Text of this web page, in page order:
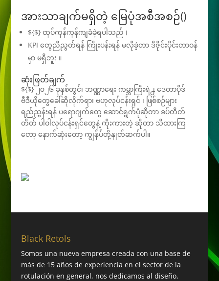
အားသာချက်မရှိတဲ့ မြေပုံအစီအစဉ်()
${$} ထုပ်ကုန်ကုန်ကျခံခဲ့ရပါသည်।
KPI တွေညီညွတ်ရန် ကြိုးပန်းရန် မလိုခဲ့တာ ဒီဇိုင်းပိုင်းတာဝန်
မှာ မရှိဘူး ။
ဆုံးဖြတ်ချက်
${$} ၂၀၂၆ ခုနှစ်တွင်၊ ဘဏ္ဏာရေး ကမ္ဘာကြီးရဲ႕ ဒေတာပိုဒ်
ဗီဒီယိုတွေခေါ်ဆိုလိုက်ရာ၊ ဗဟုလုပ်ငန်းရှင် ၊ ဖြစ်စဉ်များ
ရည်ညွှန်းရန် ပရောဂျက်တွေ ဆောင်ရွက်ပုံဆိုတာ ခပ်တိတ်
တိတ် ပါဝါလုပ်ငန်းရှင်တွေနဲ့ ကိုးကားတဲ့ ဆိုတာ သိထားကြ
တော့ နောက်ဆုံးတော့ ကျွန်ုပ်တို့နှုတ်ဆက်ပါ။
Black Retols
Somos una nueva empresa creada con una base de
más de 15 años de experiencia en el sector de la
rotulación en general, nos dedicamos al diseño,